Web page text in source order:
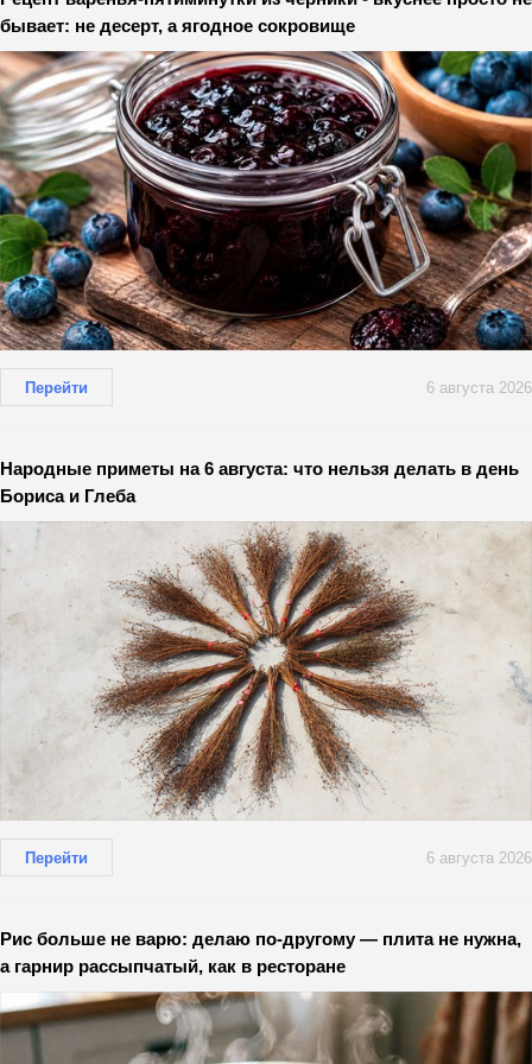
бывает: не десерт, а ягодное сокровище
Перейти 6 августа 2026
Народные приметы на 6 августа: что нельзя делать в день
Бориса и Глеба
Перейти 6 августа 2026
Рис больше не варю: делаю по-другому — плита не нужна,
а гарнир рассыпчатый, как в ресторане